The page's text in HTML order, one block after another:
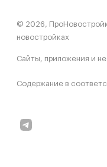
© 2026,
новостройках
Сайты, приложения и не
Содержание в